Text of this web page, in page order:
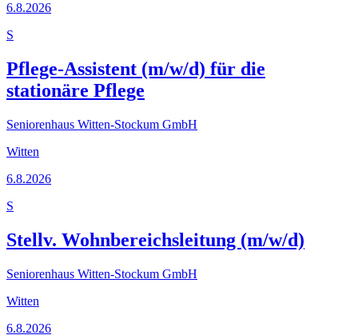
6.8.2026
S
Pflege-Assistent (m/w/d) für die
stationäre Pflege
Seniorenhaus Witten-Stockum GmbH
Witten
6.8.2026
S
Stellv. Wohnbereichsleitung (m/w/d)
Seniorenhaus Witten-Stockum GmbH
Witten
6.8.2026